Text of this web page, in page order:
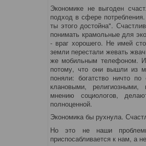
Экономике не выгоден
подход в сфере
ты этого достойна".
понимать крамольные для
- враг хорошего. Не имей
земли перестали жевать
же мобильным телефоном. И
потому, что они вышли из
поняли: богатство ничто
клановыми,
мнению социологов,
полноценной.
Экономика бы рухнула.
Но это не наши
приспосабливается к нам, а